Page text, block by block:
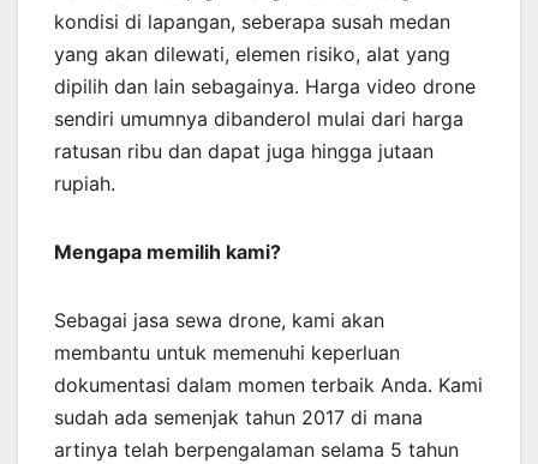
kondisi di lapangan, seberapa susah medan
yang akan dilewati, elemen risiko, alat yang
dipilih dan lain sebagainya. Harga video drone
sendiri umumnya dibanderol mulai dari harga
ratusan ribu dan dapat juga hingga jutaan
rupiah.
Mengapa memilih kami?
Sebagai jasa sewa drone, kami akan
membantu untuk memenuhi keperluan
dokumentasi dalam momen terbaik Anda. Kami
sudah ada semenjak tahun 2017 di mana
artinya telah berpengalaman selama 5 tahun